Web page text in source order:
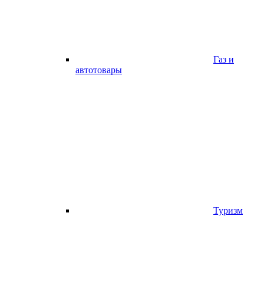
Газ и
автотовары
Туризм